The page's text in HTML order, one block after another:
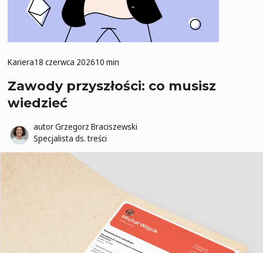
Zawody przyszłości: co musisz
wiedzieć
Kariera18 czerwca 202610 min
autorGrzegorz Braciszewski
Specjalista ds. treści